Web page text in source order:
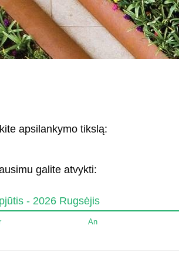
apsilankymo tikslą:
galite atvykti:
- 2026 Rugsėjis
An